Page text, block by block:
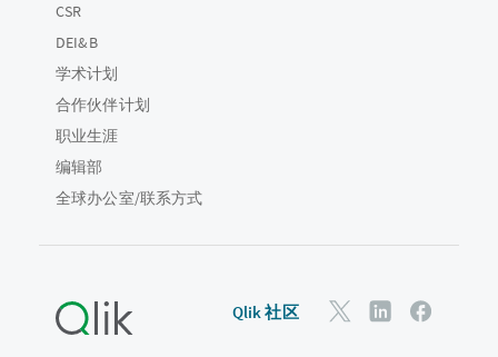
CSR
DEI&B
学术计划
合作伙伴计划
职业生涯
编辑部
全球办公室/联系方式
Qlik 社区